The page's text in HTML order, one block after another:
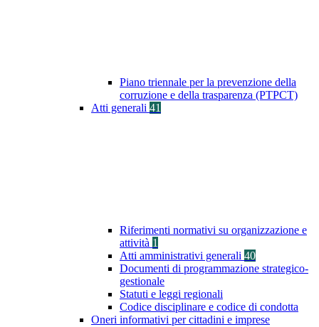
Piano triennale per la prevenzione della
corruzione e della trasparenza (PTPCT)
Atti generali 41
Riferimenti normativi su organizzazione e
attività 1
Atti amministrativi generali 40
Documenti di programmazione strategico-
gestionale
Statuti e leggi regionali
Codice disciplinare e codice di condotta
Oneri informativi per cittadini e imprese